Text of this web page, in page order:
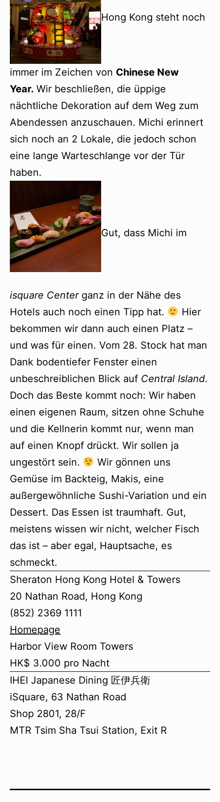
Hong Kong steht noch
immer im Zeichen von Chinese New
Year. Wir beschließen, die üppige
nächtliche Dekoration auf dem Weg zum
Abendessen anzuschauen. Michi erinnert
sich noch an 2 Lokale, die jedoch schon
eine lange Warteschlange vor der Tür
haben.
Gut, dass Michi im
isquare Centerganz in der Nähe des
Hotels auch noch einen Tipp hat.
Hier
bekommen wir dann auch einen Platz –
und was für einen. Vom 28. Stock hat man
Dank bodentiefer Fenster einen
unbeschreiblichen Blick auf Central Island.
Doch das Beste kommt noch: Wir haben
einen eigenen Raum, sitzen ohne Schuhe
und die Kellnerin kommt nur, wenn man
auf einen Knopf drückt. Wir sollen ja
ungestört sein.
Wir gönnen uns
Gemüse im Backteig, Makis, eine
außergewöhnliche Sushi-Variation und ein
Dessert. Das Essen ist traumhaft. Gut,
meistens wissen wir nicht, welcher Fisch
das ist – aber egal, Hauptsache, es
schmeckt.
Sheraton Hong Kong Hotel & Towers
20 Nathan Road, Hong Kong
(852) 2369 1111
Homepage
Harbor View Room Towers
HK$ 3.000 pro Nacht
IHEI Japanese Dining 匠伊兵衛
iSquare, 63 Nathan Road
Shop 2801, 28/F
MTR Tsim Sha Tsui Station, Exit R